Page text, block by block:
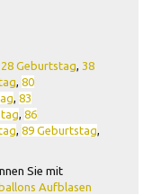
28 Geburtstag, 38
, 80
, 83
, 86
, 89 Geburtstag,
Sie mit
Aufblasen